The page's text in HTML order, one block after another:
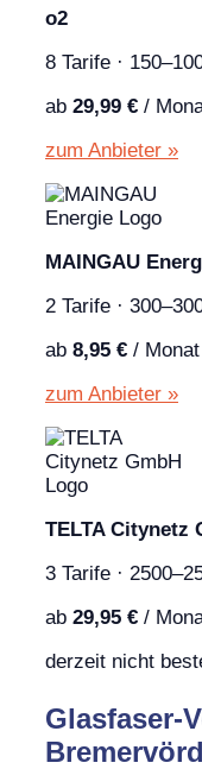
o2
8 Tarife ·
ab 29,99 € /
zum Anbieter »
MAINGAU
2 Tarife ·
ab 8,95 € / Monat
zum Anbieter »
TELTA Citynetz
3 Tarife ·
ab 29,95 € /
derzeit nicht
Glasfaser-